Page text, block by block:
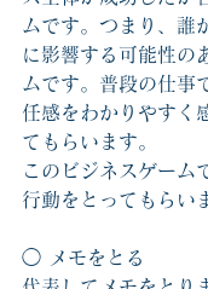
ムです。つまり、誰
に影響する可能性の
ムです。普段の仕事
任感をわかりやすく
てもらいます。
このビジネスゲーム
行動をとってもらい
◯ メモをとる